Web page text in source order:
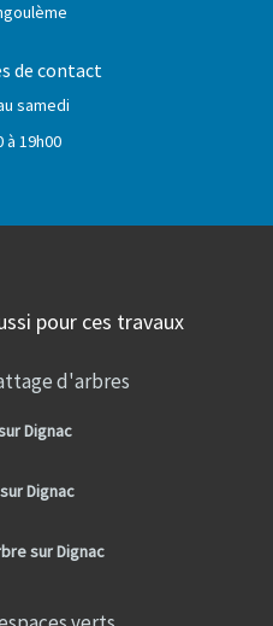
de contact
samedi
à 19h00
pour ces travaux
d'arbres
Dignac
Dignac
sur Dignac